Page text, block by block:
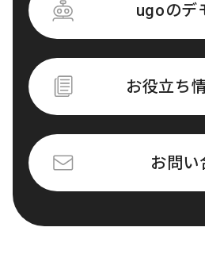
ugoのデ
お役立ち
お問い